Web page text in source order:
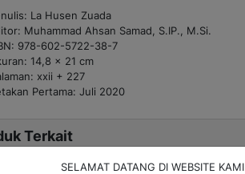
La Husen Zuada
Muhammad Ahsan Samad, S.IP., M.Si.
978-602-5722-38-7
14,8 x 21 cm
xxii + 227
Pertama: Juli 2020
Terkait
SELAMAT DATANG DI WEBSITE KAMI